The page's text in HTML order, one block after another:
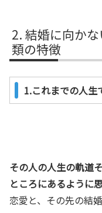
結婚に向か
類の特徴
1.これまでの人生
その人の人生の軌道
ところにあるように
恋愛と、その先の結